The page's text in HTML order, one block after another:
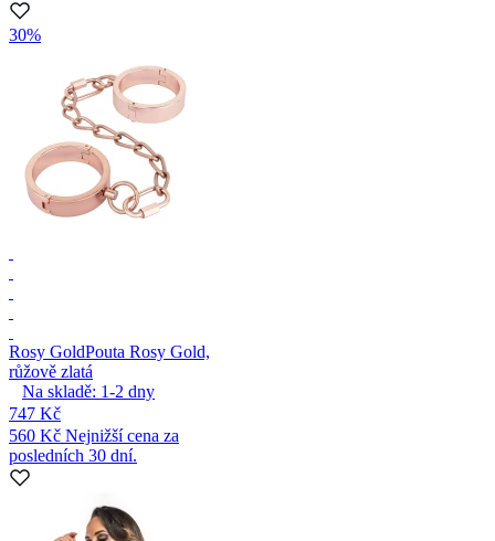
30%
Rosy GoldPouta Rosy Gold,
růžově zlatá
Na skladě: 1-2 dny
747 Kč
560 Kč Nejnižší cena za
posledních 30 dní.